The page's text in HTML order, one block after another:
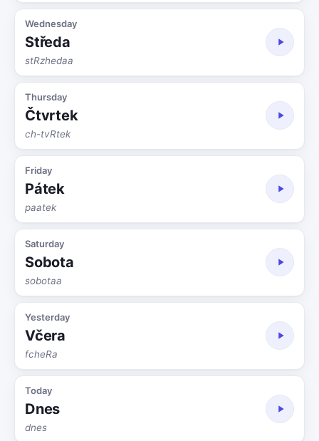
Wednesday
Středa
stRzhedaa
Thursday
Čtvrtek
ch-tvRtek
Friday
Pátek
paatek
Saturday
Sobota
sobotaa
Yesterday
Včera
fcheRa
Today
Dnes
dnes